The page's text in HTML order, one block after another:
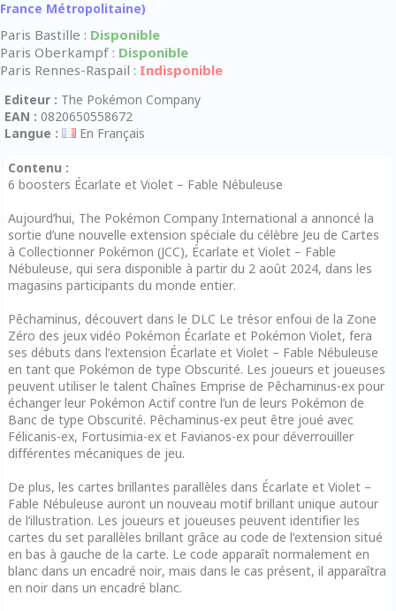
France Métropolitaine)
Paris Bastille : Disponible
Paris Oberkampf : Disponible
Paris Rennes-Raspail : Indisponible
Editeur : The Pokémon Company
EAN : 0820650558672
Langue :
En Français
Contenu :
6 boosters Écarlate et Violet – Fable Nébuleuse
Aujourd’hui, The Pokémon Company International a annoncé la
sortie d’une nouvelle extension spéciale du célèbre Jeu de Cartes
à Collectionner Pokémon (JCC), Écarlate et Violet – Fable
Nébuleuse, qui sera disponible à partir du 2 août 2024, dans les
magasins participants du monde entier.
Pêchaminus, découvert dans le DLC Le trésor enfoui de la Zone
Zéro des jeux vidéo Pokémon Écarlate et Pokémon Violet, fera
ses débuts dans l’extension Écarlate et Violet – Fable Nébuleuse
en tant que Pokémon de type Obscurité. Les joueurs et joueuses
peuvent utiliser le talent Chaînes Emprise de Pêchaminus-ex pour
échanger leur Pokémon Actif contre l’un de leurs Pokémon de
Banc de type Obscurité. Pêchaminus-ex peut être joué avec
Félicanis-ex, Fortusimia-ex et Favianos-ex pour déverrouiller
différentes mécaniques de jeu.
De plus, les cartes brillantes parallèles dans Écarlate et Violet –
Fable Nébuleuse auront un nouveau motif brillant unique autour
de l’illustration. Les joueurs et joueuses peuvent identifier les
cartes du set parallèles brillant grâce au code de l’extension situé
en bas à gauche de la carte. Le code apparaît normalement en
blanc dans un encadré noir, mais dans le cas présent, il apparaîtra
en noir dans un encadré blanc.